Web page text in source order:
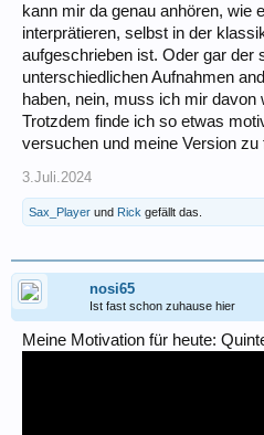
kann mir da genau anhören, wie
interprätieren, selbst in der
aufgeschrieben ist. Oder gar der
unterschiedlichen Aufnahmen
haben, nein, muss ich mir davon
Trotzdem finde ich so etwas
versuchen und meine Version zu
3.Juli.2024
Sax_Player und Rick gefällt das.
nosi65
Ist fast schon zuhause hier
Meine Motivation für heute: